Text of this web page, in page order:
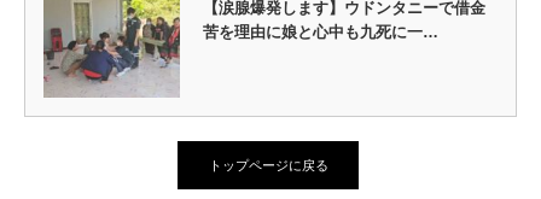
【涙腺爆発します】ウドンタニーで借金
苦を理由に娘と心中も九死に一…
トップページに戻る